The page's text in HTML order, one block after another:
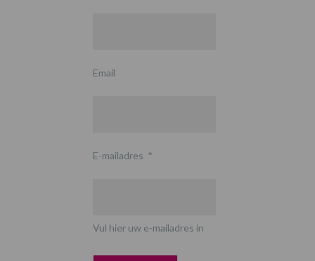
Email
E-mailadres *
Vul hier uw e-mailadres in